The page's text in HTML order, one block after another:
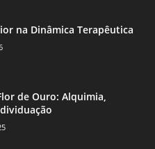
na Dinâmica Terapêutica
de Ouro: Alquimia,